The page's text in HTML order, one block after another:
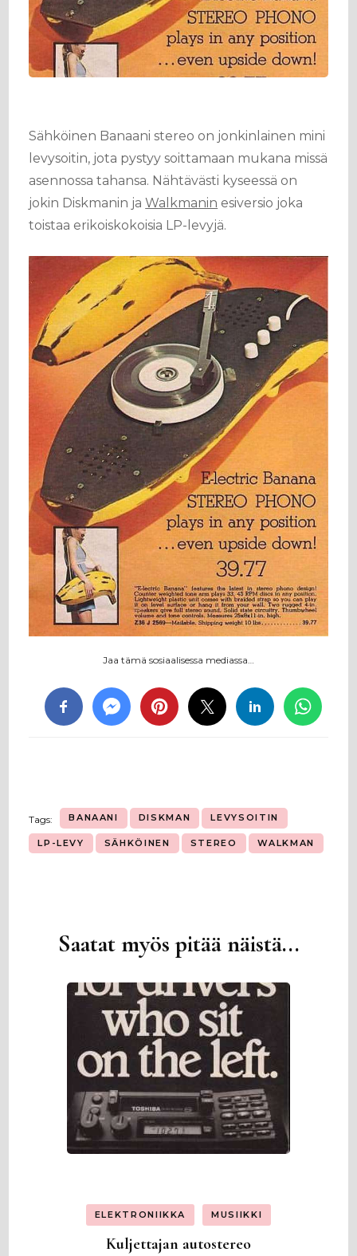
Sähköinen Banaani stereo on jonkinlainen mini
levysoitin, jota pystyy soittamaan mukana missä
asennossa tahansa. Nähtävästi kyseessä on
jokin Diskmanin jaWalkmanin esiversio joka
toistaa erikoiskokoisia LP-levyjä.
Jaa tämä sosiaalisessa mediassa…
Tags: BANAANI DISKMAN LEVYSOITIN
LP-LEVY SÄHKÖINEN STEREO WALKMAN
Artikkelien
Saatat myös pitää näistä...
ELEKTRONIIKKA MUSIIKKI
Kuljettajan autostereo